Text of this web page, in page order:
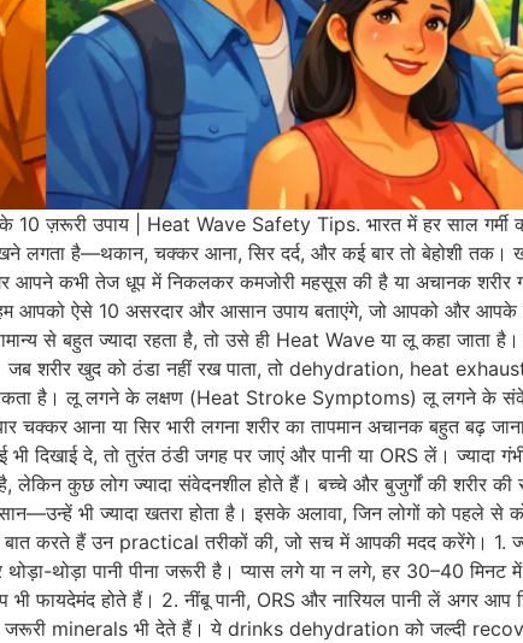
ज़रूरी उपाय | Heat Wave Safety Tips. भारत में हर साल गर्मी
लगता है—थकान, चक्कर आना, सिर दर्द, और कई बार तो बेहोशी तक।
आपने कभी तेज धूप में निकलकर कमजोरी महसूस की है या अचानक शरीर
आपको ऐसे 10 असरदार और आसान उपाय बताएंगे, जो आपको और आपके
से बहुत ज्यादा रहता है, तो उसे ही Heat Wave या लू कहा जाता है। यह
जब शरीर खुद को ठंडा नहीं रख पाता, तो dehydration, heat
है। लू लगने के लक्षण (Heat Stroke Symptoms) लू लगने के
आना या सिर भारी लगना शरीर का तापमान अचानक बहुत बढ़
दिखाई दे, तो तुरंत ठंडी जगह पर जाएं और पानी या ORS लें। ज्यादा
लेकिन कुछ लोग ज्यादा संवेदनशील होते हैं। बच्चे और बुजुर्गों की शरीर
भी ज्यादा खतरा होता है। इसके अलावा, जिन लोगों को पहले से
करते हैं उन practical तरीकों की, जो सच में आपकी मदद करेंगे। 1.
थोड़ा पानी पीना जरूरी है। प्यास लगे या न लगे, हर 30–40 मिनट
फायदेमंद होते हैं। 2. नींबू पानी, ORS और नारियल पानी लें अगर आप
जरूरी minerals भी देते हैं। ये drinks dehydration को जल्दी